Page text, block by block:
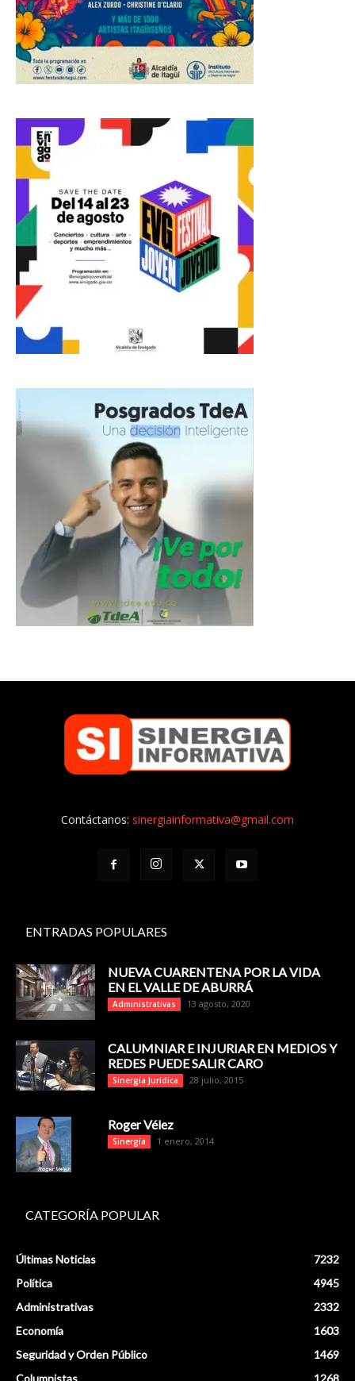
Contáctanos: sinergiainformativa@gmail.com
ENTRADAS POPULARES
NUEVA CUARENTENA POR LA VIDA
EN EL VALLE DE ABURRÁ
Administrativas 13 agosto, 2020
CALUMNIAR E INJURIAR EN MEDIOS Y
REDES PUEDE SALIR CARO
Sinergia Jurídica 28 julio, 2015
Roger Vélez
Sinergia 1 enero, 2014
CATEGORÍA POPULAR
Últimas Noticias
7232
Política
4945
Administrativas
2332
Economía
1603
Seguridad y Orden Público
1469
Columnistas
1268